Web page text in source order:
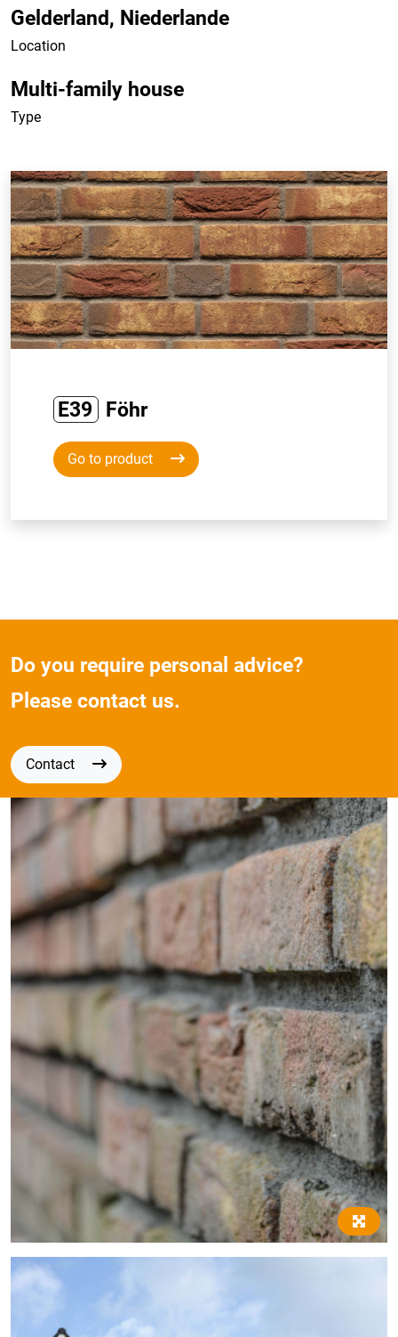
Gelderland, Niederlande
Location
Multi-family house
Type
E39 Föhr
Go to product
Do you require personal advice?
Please contact us.
Contact